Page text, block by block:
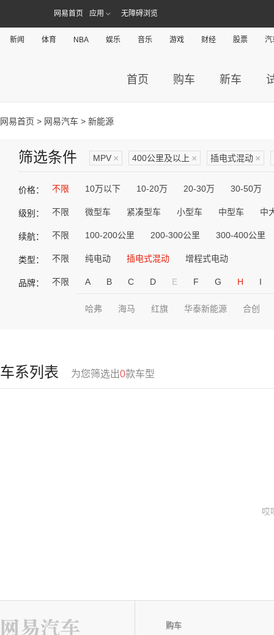
网易首页 应用 无障碍浏览
新闻 体育 NBA 娱乐 音乐 游戏 财经 股票 汽
首页 购车 新车
网易首页 > 网易汽车 > 新能源
筛选条件 MPV × 400公里及以上 × 插电式混动 ×
价格： 不限 10万以下 10-20万 20-30万 30-50万
级别： 不限 微型车 紧凑型车 小型车 中型车 中
续航： 不限 100-200公里 200-300公里 300-400公里
类型： 不限 纯电动 插电式混动 增程式电动
品牌： 不限 A B C D E F G H I
哈弗 海马 红旗 华泰新能源 合创
车系列表 为您筛选出0款车型
哎
购车